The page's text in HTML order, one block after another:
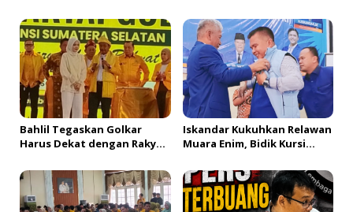
Ranting dan Pesantren
Seluruh Kader Golkar
Sumsel
Bahlil Tegaskan Golkar
Harus Dekat dengan Rakyat
Iskandar Kukuhkan Relawan
Muara Enim, Bidik Kursi
RI